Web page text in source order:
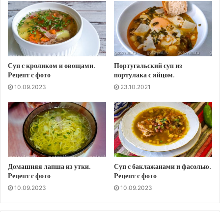
Суп с кроликом и овощами.
Рецепт с фото
10.09.2023
Португальский суп из
портулака с яйцом.
23.10.2021
Домашняя лапша из утки.
Рецепт с фото
10.09.2023
Суп с баклажанами и фасолью.
Рецепт с фото
10.09.2023